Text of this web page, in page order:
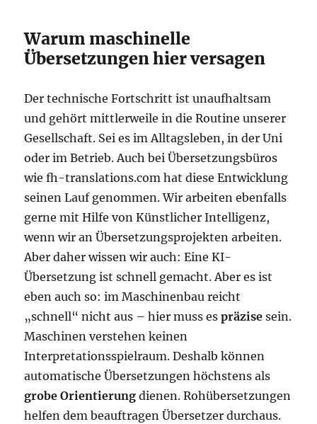
Warum maschinelle
Übersetzungen hier versagen
Der technische Fortschritt ist unaufhaltsam
und gehört mittlerweile in die Routine unserer
Gesellschaft. Sei es im Alltagsleben, in der Uni
oder im Betrieb. Auch bei Übersetzungsbüros
wie fh-translations.com hat diese Entwicklung
seinen Lauf genommen. Wir arbeiten ebenfalls
gerne mit Hilfe von Künstlicher Intelligenz,
wenn wir an Übersetzungsprojekten arbeiten.
Aber daher wissen wir auch: Eine KI-
Übersetzung ist schnell gemacht. Aber es ist
eben auch so: im Maschinenbau reicht
„schnell“ nicht aus – hier muss espräzise sein.
Maschinen verstehen keinen
Interpretationsspielraum. Deshalb können
automatische Übersetzungen höchstens als
grobe Orientierung dienen. Rohübersetzungen
helfen dem beauftragen Übersetzer durchaus.